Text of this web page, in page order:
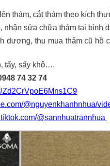
thảm, cắt thảm theo kích
nhận sửa chữa thảm tại bình
dương, thu mua thảm cũ hồ
tẩy, sấy khô….
74 32 74
@nguyenkhanhnhua/
@sannhuatrannhua